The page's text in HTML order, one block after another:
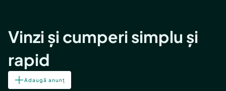
Vinzi și cumperi simplu și
rapid
Adaugă anunț